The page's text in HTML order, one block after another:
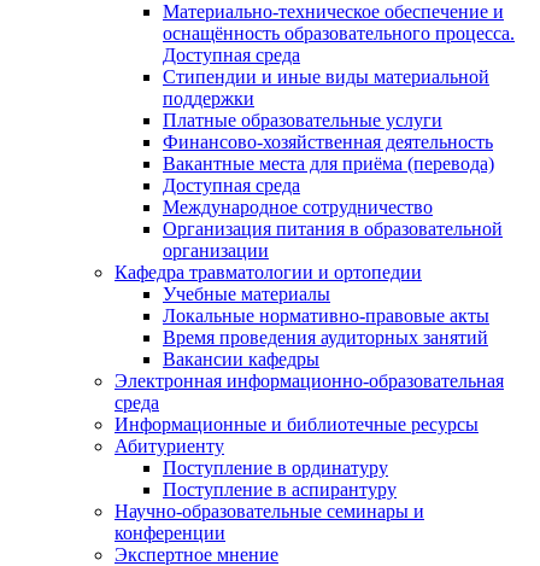
Материально-техническое обеспечение и
оснащённость образовательного процесса.
Доступная среда
Стипендии и иные виды материальной
поддержки
Платные образовательные услуги
Финансово-хозяйственная деятельность
Вакантные места для приёма (перевода)
Доступная среда
Международное сотрудничество
Организация питания в образовательной
организации
Кафедра травматологии и ортопедии
Учебные материалы
Локальные нормативно-правовые акты
Время проведения аудиторных занятий
Вакансии кафедры
Электронная информационно-образовательная
среда
Информационные и библиотечные ресурсы
Абитуриенту
Поступление в ординатуру
Поступление в аспирантуру
Научно-образовательные семинары и
конференции
Экспертное мнение